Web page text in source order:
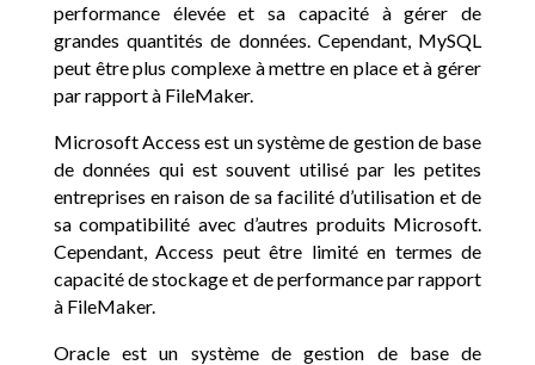
performance élevée et sa capacité à gérer de
grandes quantités de données. Cependant, MySQL
peut être plus complexe à mettre en place et à gérer
par rapport à FileMaker.
Microsoft Access est un système de gestion de base
de données qui est souvent utilisé par les petites
entreprises en raison de sa facilité d’utilisation et de
sa compatibilité avec d’autres produits Microsoft.
Cependant, Access peut être limité en termes de
capacité de stockage et de performance par rapport
à FileMaker.
Oracle est un système de gestion de base de